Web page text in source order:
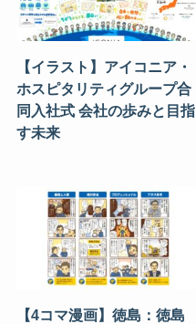
【イラスト】アイコニア・
ホスピタリティグループ合
同入社式 会社の歩みと目指
す未来
【4コマ漫画】徳島：徳島